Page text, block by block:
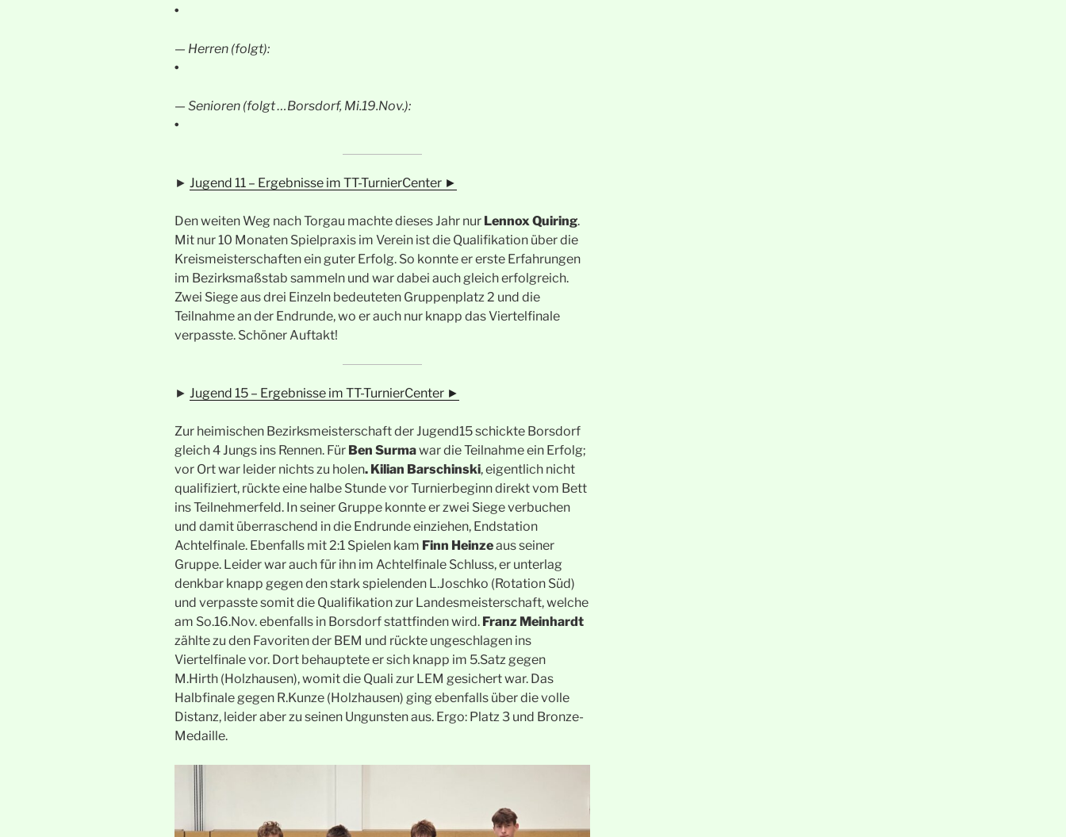
•
— Herren (folgt):
•
— Senioren (folgt …Borsdorf, Mi.19.Nov.):
•
► Jugend 11 – Ergebnisse im TT-TurnierCenter ►
Den weiten Weg nach Torgau machte dieses Jahr nur Lennox Quiring.
Mit nur 10 Monaten Spielpraxis im Verein ist die Qualifikation über die
Kreismeisterschaften ein guter Erfolg. So konnte er erste Erfahrungen
im Bezirksmaßstab sammeln und war dabei auch gleich erfolgreich.
Zwei Siege aus drei Einzeln bedeuteten Gruppenplatz 2 und die
Teilnahme an der Endrunde, wo er auch nur knapp das Viertelfinale
verpasste. Schöner Auftakt!
► Jugend 15 – Ergebnisse im TT-TurnierCenter ►
Zur heimischen Bezirksmeisterschaft der Jugend15 schickte Borsdorf
gleich 4 Jungs ins Rennen. Für Ben Surmawar die Teilnahme ein Erfolg;
vor Ort war leider nichts zu holen. Kilian Barschinski, eigentlich nicht
qualifiziert, rückte eine halbe Stunde vor Turnierbeginn direkt vom Bett
ins Teilnehmerfeld. In seiner Gruppe konnte er zwei Siege verbuchen
und damit überraschend in die Endrunde einziehen, Endstation
Achtelfinale. Ebenfalls mit 2:1 Spielen kam Finn Heinzeaus seiner
Gruppe. Leider war auch für ihn im Achtelfinale Schluss, er unterlag
denkbar knapp gegen den stark spielenden L.Joschko (Rotation Süd)
und verpasste somit die Qualifikation zur Landesmeisterschaft, welche
am So.16.Nov. ebenfalls in Borsdorf stattfinden wird. Franz Meinhardt
zählte zu den Favoriten der BEM und rückte ungeschlagen ins
Viertelfinale vor. Dort behauptete er sich knapp im 5.Satz gegen
M.Hirth (Holzhausen), womit die Quali zur LEM gesichert war. Das
Halbfinale gegen R.Kunze (Holzhausen) ging ebenfalls über die volle
Distanz, leider aber zu seinen Ungunsten aus. Ergo: Platz 3 und Bronze-
Medaille.